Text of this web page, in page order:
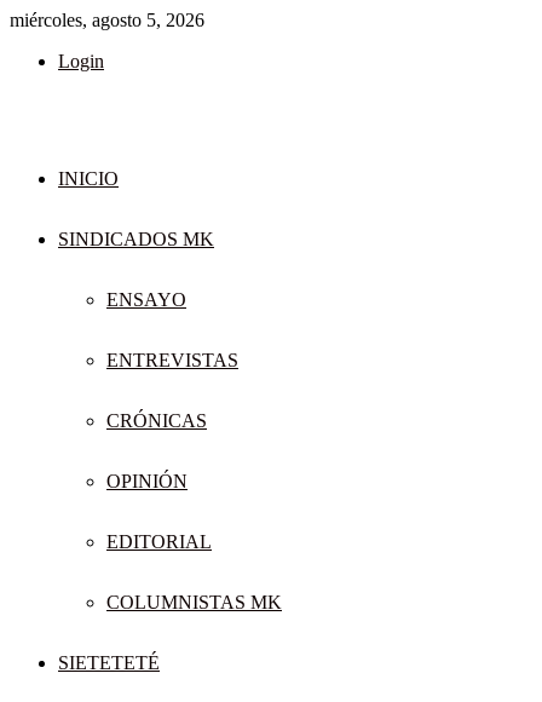
miércoles, agosto 5, 2026
Login
INICIO
SINDICADOS MK
ENSAYO
ENTREVISTAS
CRÓNICAS
OPINIÓN
EDITORIAL
COLUMNISTAS MK
SIETETETÉ